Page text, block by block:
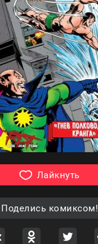
Лайкнуть
Поделись комиксом!